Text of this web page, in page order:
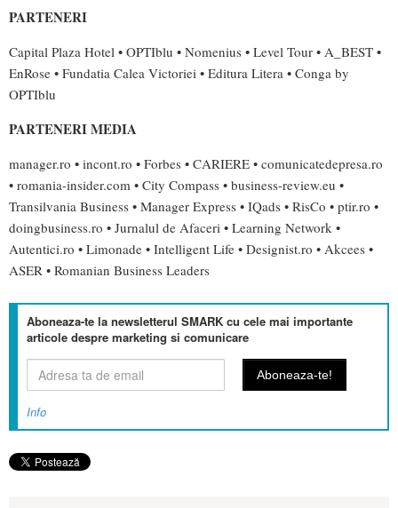
PARTENERI
Capital Plaza Hotel • OPTIblu • Nomenius • Level Tour • A_BEST •
EnRose • Fundatia Calea Victoriei • Editura Litera • Conga by
OPTIblu
PARTENERI MEDIA
manager.ro • incont.ro • Forbes • CARIERE • comunicatedepresa.ro
• romania-insider.com • City Compass • business-review.eu •
Transilvania Business • Manager Express • IQads • RisCo • ptir.ro •
doingbusiness.ro • Jurnalul de Afaceri • Learning Network •
Autentici.ro • Limonade • Intelligent Life • Designist.ro • Akcees •
ASER • Romanian Business Leaders
Aboneaza-te la newsletterul SMARK cu cele mai importante
articole despre marketing si comunicare
Info